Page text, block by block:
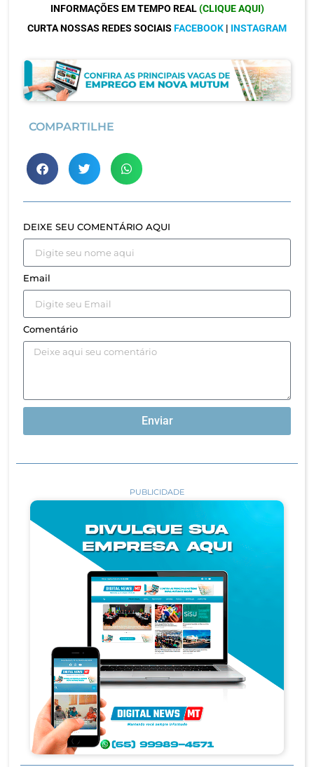
INFORMAÇÕES EM TEMPO REAL(CLIQUE AQUI)
CURTA NOSSAS REDES SOCIAIS FACEBOOK | INSTAGRAM
COMPARTILHE
DEIXE SEU COMENTÁRIO AQUI
Email
Comentário
Enviar
PUBLICIDADE